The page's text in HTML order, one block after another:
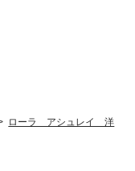
ローラ アシュレイ 洋